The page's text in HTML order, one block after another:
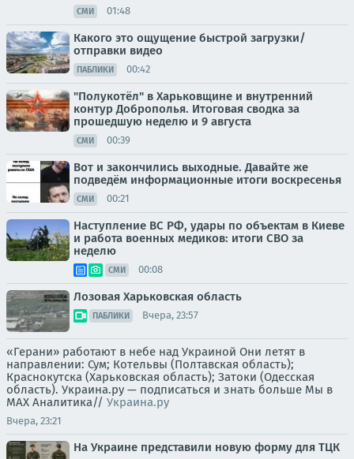
СМИ 01:48
Какого это ощущение быстрой загрузки/
отправки видео
ПАБЛИКИ 00:42
"Полукотёл" в Харьковщине и внутренний
контур Доброполья. Итоговая сводка за
прошедшую неделю и 9 августа
СМИ 00:39
Вот и закончились выходные. Давайте же
подведём информационные итоги воскресенья
СМИ 00:21
Наступление ВС РФ, удары по объектам в Киеве
и работа военных медиков: итоги СВО за
неделю
СМИ 00:08
Лозовая Харьковская область
ПАБЛИКИ Вчера, 23:57
«Герани» работают в небе над Украиной Они летят в
направлении: Сум; Котельвы (Полтавская область);
Краснокутска (Харьковская область); Затоки (Одесская
область). Украина.ру — подписаться и знать больше Мы в
MAX Аналитика// Украина.ру
Вчера, 23:21
На Украине представили новую форму для ТЦК